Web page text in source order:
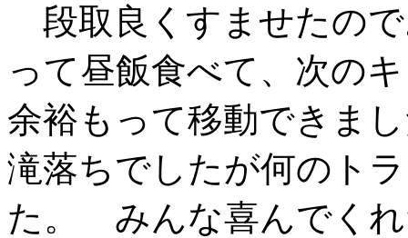
段取良くすませたの
って昼飯食べて、次の
余裕もって移動できま
滝落ちでしたが何のト
た。 みんな喜んでく